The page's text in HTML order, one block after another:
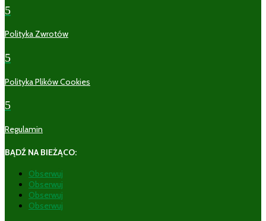
5
Polityka Zwrotów
5
Polityka Plików Cookies
5
Regulamin
BĄDŹ NA BIEŻĄCO:
Obserwuj
Obserwuj
Obserwuj
Obserwuj